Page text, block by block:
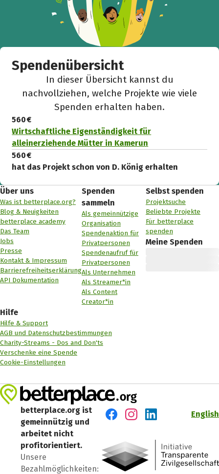
Spendenübersicht
In dieser Übersicht kannst du
nachvollziehen, welche Projekte wie viele
Spenden erhalten haben.
560 €
Wirtschaftliche Eigenständigkeit für
alleinerziehende Mütter in Kamerun
560 €
hat das Projekt schon von D. König erhalten
Über uns
Was ist betterplace.org?
Blog & Neuigkeiten
betterplace academy
Das Team
Jobs
Presse
Kontakt & Impressum
Barrierefreiheitserklärung
API Dokumentation
Spenden
sammeln
Als gemeinnützige
Organisation
Spendenaktion für
Privatpersonen
Spendenaufruf für
Privatpersonen
Als Unternehmen
Als Streamer*in
Als Content
Creator*in
Selbst spenden
Projektsuche
Beliebte Projekte
Für betterplace
spenden
Meine Spenden
Hilfe
Hilfe & Support
AGB und Datenschutzbestimmungen
Charity-Streams - Dos and Don'ts
Verschenke eine Spende
Cookie-Einstellungen
betterplace.org ist
gemeinnützig und
arbeitet nicht
profitorientiert.
Unsere
Bezahlmöglichkeiten:
English